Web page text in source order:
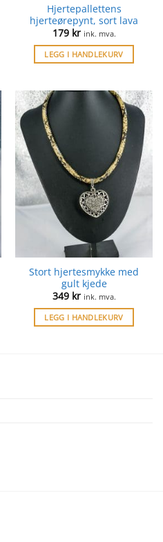
Hjertepallettens
hjerteørepynt, sort lava
179 kr ink. mva.
LEGG I HANDLEKURV
Stort hjertesmykke med
gult kjede
349 kr ink. mva.
LEGG I HANDLEKURV